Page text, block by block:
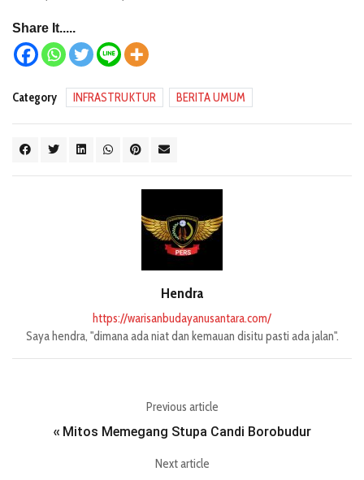
Share It.....
Category INFRASTRUKTUR BERITA UMUM
Hendra
https://warisanbudayanusantara.com/
Saya hendra, "dimana ada niat dan kemauan disitu pasti ada jalan".
Previous article
« Mitos Memegang Stupa Candi Borobudur
Next article